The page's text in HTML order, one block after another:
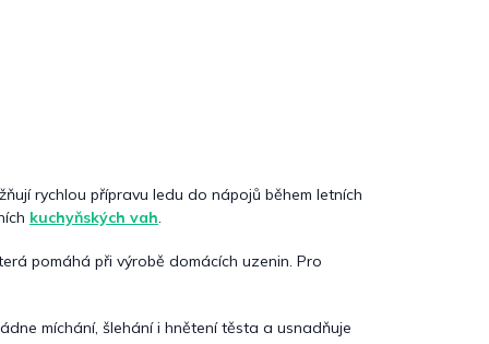
rychlou přípravu ledu do nápojů během letních
kuchyňských vah.
pomáhá při výrobě domácích uzenin. Pro
míchání, šlehání i hnětení těsta a usnadňuje